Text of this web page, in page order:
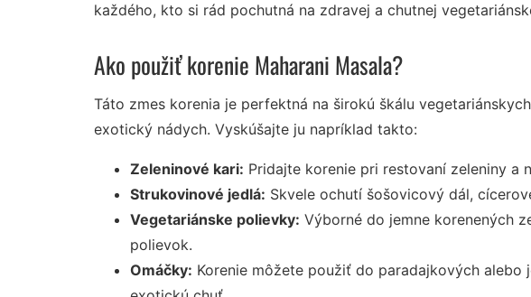
každého, kto si rád pochutná na zdravej a chutnej
Ako použiť korenie Maharani Masala?
Táto zmes korenia je perfektná na širokú škálu
exotický nádych. Vyskúšajte ju napríklad takto:
Zeleninové kari: Pridajte korenie pri restovaní zeleniny a
Strukovinové jedlá: Skvele ochutí šošovicový dál,
Vegetariánske polievky: Výborné do jemne korenených
polievok.
Omáčky: Korenie môžete použiť do paradajkových